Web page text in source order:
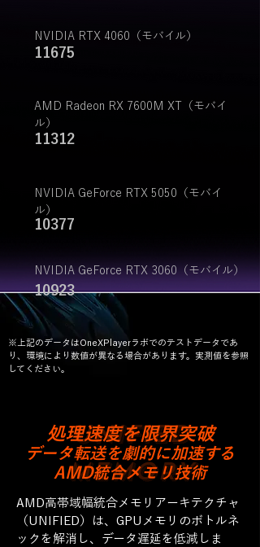
11675
NVIDIA RTX 4060（モバイル）
AMD Radeon RX 7600M XT（モバイ
ル）
11312
NVIDIA GeForce RTX 5050（モバイ
ル）
10377
NVIDIA GeForce RTX 3060（モバイル）
10923
※上記のデータはOneXPlayerラボでのテストデータであ
り、環境により数値が異なる場合があります。実測値を参照
してください。
UNIFIED
MEMORY
処理速度を限界突破
データ転送を劇的に加速する
AMD統合メモリ技術
AMD高帯域幅統合メモリアーキテクチャ
（UNIFIED）は、GPUメモリのボトルネ
ックを解消し、データ遅延を低減しま